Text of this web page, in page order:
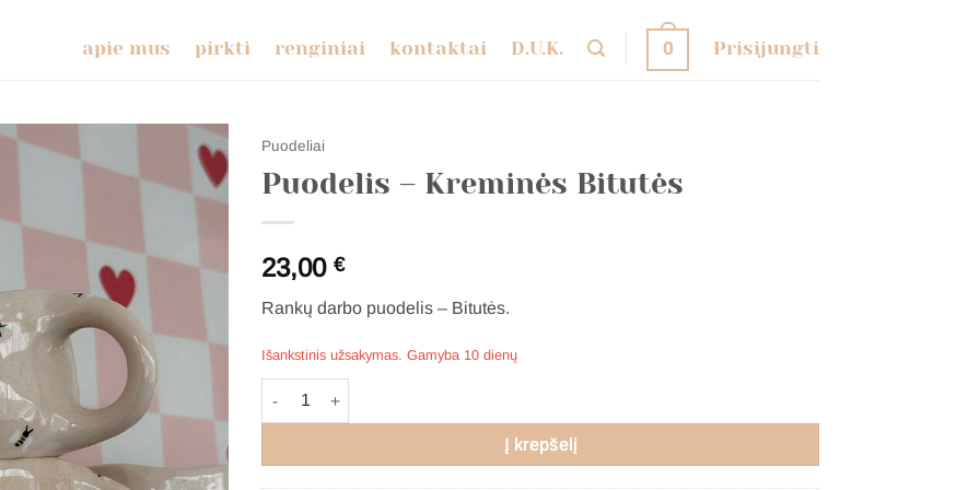
apie mus pirkti renginiai kontaktai D.U.K. 0 Prisijungti
Puodeliai
Puodelis – Kreminės Bitutės
23,00 €
Rankų darbo puodelis – Bitutės.
Išankstinis užsakymas. Gamyba 10 dienų
produkto kiekis: Puodelis - Kreminės Bitutės
Į krepšelį